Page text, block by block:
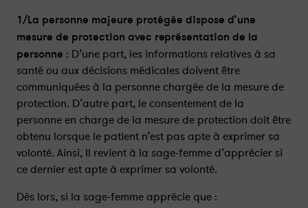
e
p
r
o
t
é
g
é
e
,
a
p
e
p
r
t
é
g
é
e
,
a
p
1/La personne majeure protégée dispose d’une
mesure de protection avec représentation de la
personne : D’une part, les informations relatives à sa
santé ou aux décisions médicales doivent être
communiquées à la personne chargée de la mesure de
protection. D’autre part, le consentement de la
personne en charge de la mesure de protection doit être
obtenu lorsque le patient n’est pas apte à exprimer sa
volonté. Ainsi, Il revient à la sage-femme d’apprécier si
ce dernier est apte à exprimer sa volonté.
Dès lors, si la sage-femme apprécie que :